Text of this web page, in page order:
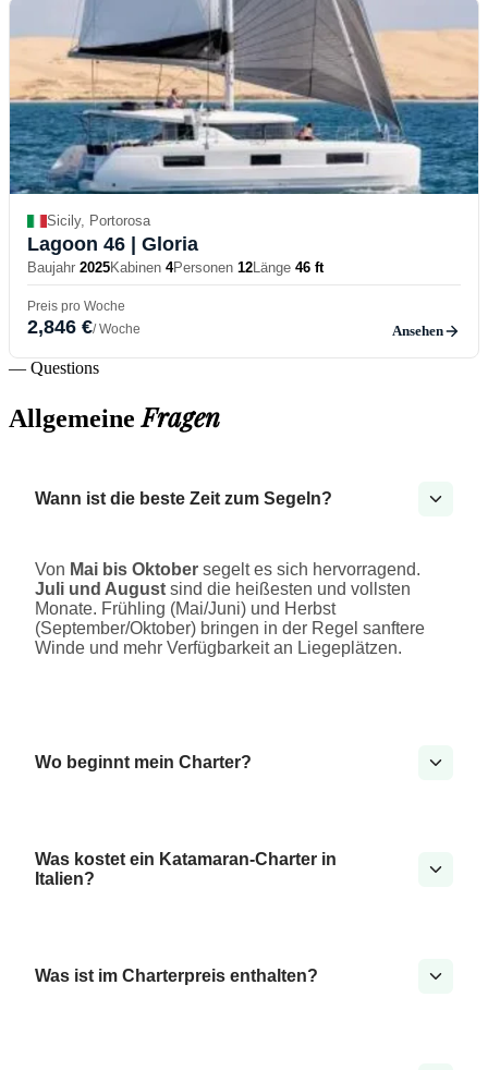
Sicily, Portorosa
Lagoon 46 | Gloria
Baujahr 2025Kabinen 4Personen 12Länge 46 ft
Preis pro Woche
2,846 €/ Woche Ansehen
— Questions
AllgemeineFragen
Wann ist die beste Zeit zum Segeln?
Von Mai bis Oktober segelt es sich hervorragend.
Juli und August sind die heißesten und vollsten
Monate. Frühling (Mai/Juni) und Herbst
(September/Oktober) bringen in der Regel sanftere
Winde und mehr Verfügbarkeit an Liegeplätzen.
Wo beginnt mein Charter?
Was kostet ein Katamaran-Charter in
Italien?
Was ist im Charterpreis enthalten?